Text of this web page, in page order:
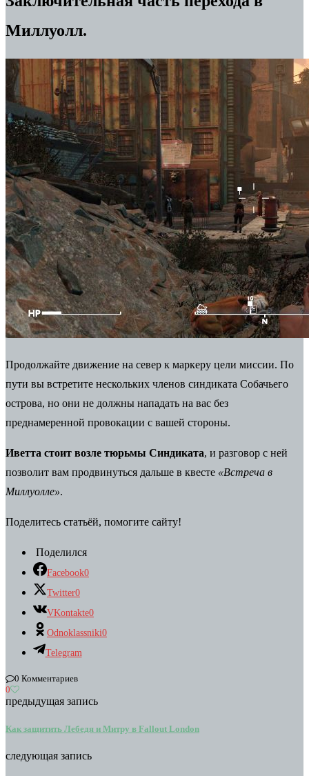
Миллуолл.
Продолжайте движение на север к маркеру цели миссии. По
пути вы встретите нескольких членов синдиката Собачьего
острова, но они не должны нападать на вас без
преднамеренной провокации с вашей стороны.
Иветта стоит возле тюрьмы Синдиката, и разговор с ней
позволит вам продвинуться дальше в квесте «Встреча в
Миллуолле».
Поделитесь статьёй, помогите сайту!
Поделился
Facebook0
Twitter0
VKontakte0
Odnoklassniki0
Telegram
0 Комментариев
0
предыдущая запись
Как защитить Лебедя и Митру в Fallout London
следующая запись